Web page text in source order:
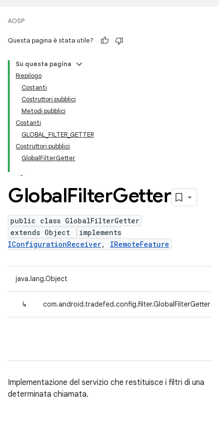
AOSP
Questa pagina è stata utile?
Su questa pagina
Riepilogo
Costanti
Costruttori pubblici
Metodi pubblici
Costanti
GLOBAL_FILTER_GETTER
Costruttori pubblici
GlobalFilterGetter
GlobalFilterGetter
public class GlobalFilterGetter
extends Object
implements
IConfigurationReceiver, IRemoteFeature
java.lang.Object
↳ com.android.tradefed.config.filter.GlobalFilterGetter
Implementazione del servizio che restituisce i filtri di una
determinata chiamata.